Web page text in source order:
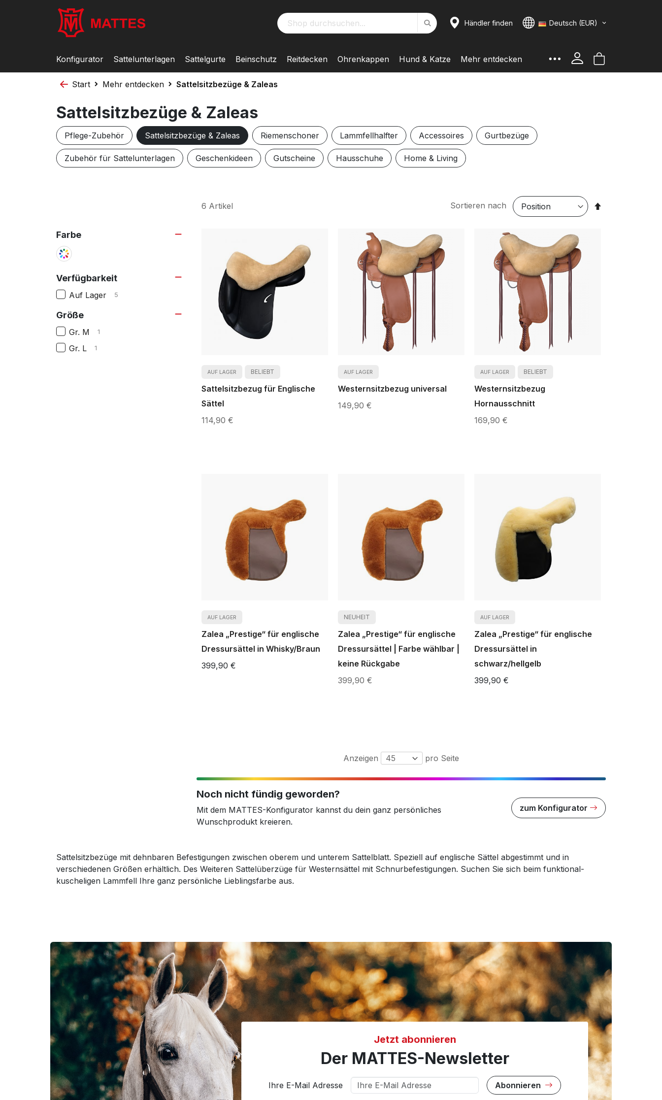
Suche
Suche Händler finden Sprache
Deutsch (EUR)
Konfigurator Sattelunterlagen Sattelgurte Beinschutz Reitdecken Ohrenkappen Hund & Katze Mehr entdecken
Start Mehr entdecken Sattelsitzbezüge & Zaleas
Sattelsitzbezüge & Zaleas
Pflege-Zubehör Sattelsitzbezüge & Zaleas Riemenschoner Lammfellhalfter Accessoires Gurtbezüge
Zubehör für Sattelunterlagen Geschenkideen Gutscheine Hausschuhe Home & Living
Farbe
Verfügbarkeit
Auf Lager 5
Größe
Gr. M 1
Gr. L 1
6 Artikel Sortieren nach
In
AUF LAGER BELIEBT
Sattelsitzbezug für Englische
Sättel
114,90 €
AUF LAGER
Westernsitzbezug universal
149,90 €
AUF LAGER BELIEBT
Westernsitzbezug
Hornausschnitt
169,90 €
AUF LAGER
Zalea „Prestige“ für englische
Dressursättel in Whisky/Braun
399,90 €
NEUHEIT
Zalea „Prestige“ für englische
Dressursättel | Farbe wählbar |
keine Rückgabe
399,90 €
AUF LAGER
Zalea „Prestige“ für englische
Dressursättel in
schwarz/hellgelb
399,90 €
Anzeigen pro Seite
Noch nicht fündig geworden?
Mit dem MATTES-Konfigurator kannst du dein ganz persönliches
Wunschprodukt kreieren.
zum Konfigurator
Sattelsitzbezüge mit dehnbaren Befestigungen zwischen oberem und unterem Sattelblatt. Speziell auf englische Sättel abgestimmt und in
verschiedenen Größen erhältlich. Des Weiteren Sattelüberzüge für Westernsättel mit Schnurbefestigungen. Suchen Sie sich beim funktional-
kuscheligen Lammfell Ihre ganz persönliche Lieblingsfarbe aus.
Jetzt abonnieren
Der MATTES-Newsletter
Ihre E-Mail Adresse Abonnieren